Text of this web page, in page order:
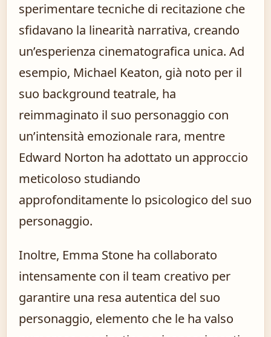
sperimentare tecniche di recitazione che
sfidavano la linearità narrativa, creando
un’esperienza cinematografica unica. Ad
esempio, Michael Keaton, già noto per il
suo background teatrale, ha
reimmaginato il suo personaggio con
un’intensità emozionale rara, mentre
Edward Norton ha adottato un approccio
meticoloso studiando
approfonditamente lo psicologico del suo
personaggio.
Inoltre, Emma Stone ha collaborato
intensamente con il team creativo per
garantire una resa autentica del suo
personaggio, elemento che le ha valso